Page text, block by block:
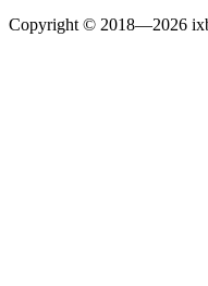
Copyright © 2018—2026